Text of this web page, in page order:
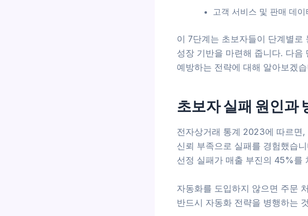
고객 서비스 및 판매 데이
이 7단계는 초보자들이 단계별로
성장 기반을 마련해 줍니다. 다음
예방하는 전략에 대해 알아보겠
초보자 실패 원인과
전자상거래 통계 2023에 따르면
신뢰 부족으로 실패를 경험했습
선정 실패가 매출 부진의 45%를
자동화를 도입하지 않으면 주문
반드시 자동화 전략을 병행하는